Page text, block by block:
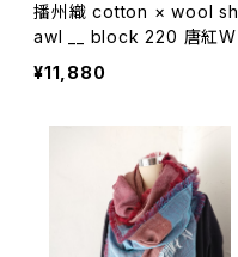
播州織 cotton × wool sh
awl __ block 220 唐紅W
¥11,880